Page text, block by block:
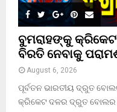
ବୁମରାହଙ୍କୁ
ବିରତି ନେବାକୁ
August 6, 2026
ପୂର୍ବତନ ଭାରତୀୟ ଦ୍ରୁତ
କ୍ରିକେଟ ଦଳର ଦ୍ରୁତ ବୋଲର